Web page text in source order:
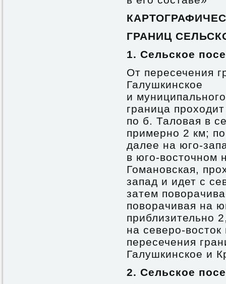
ГРАНИЦ
1. Сельское
От пересечения
Галушкинское
и
граница проходит
по б. Таловая в
примерно 2 км;
далее на юго-
в юго-восточном
Гомановская,
запад и идет с
затем
поворачивая на
приблизительно
на северо-
пересечения
Галушкинское и
2. Сельское